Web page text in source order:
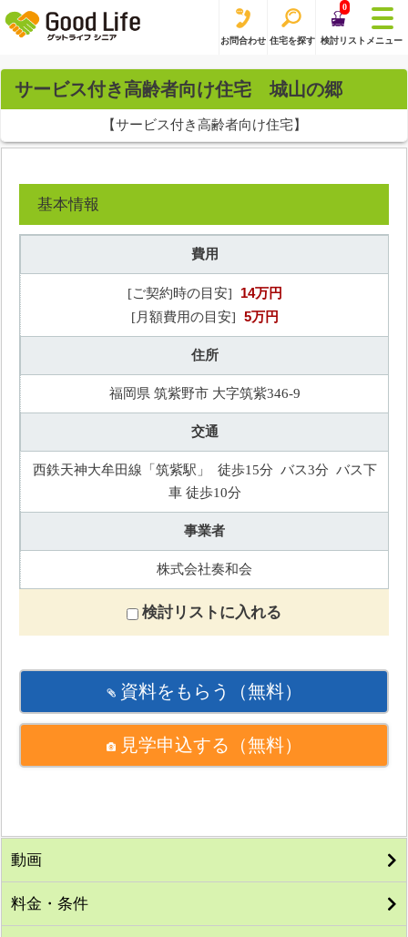
お問合わせ 住宅を探す
0
検討リスト メニュー
サービス付き高齢者向け住宅 城山の郷
【サービス付き高齢者向け住宅】
基本情報
費用
[ご契約時の目安] 14万円
[月額費用の目安] 5万円
住所
福岡県 筑紫野市 大字筑紫346-9
交通
西鉄天神大牟田線「筑紫駅」 徒歩15分 バス3分 バス下
車 徒歩10分
事業者
株式会社奏和会
検討リストに入れる
資料をもらう （無料）
見学申込する （無料）
動画
料金・条件